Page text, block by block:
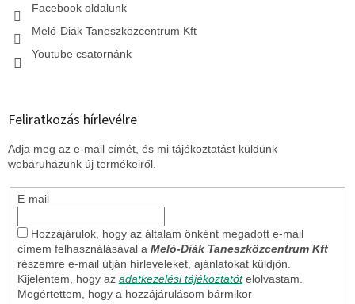
Facebook oldalunk
Meló-Diák Taneszközcentrum Kft
Youtube csatornánk
Feliratkozás hírlevélre
Adja meg az e-mail címét, és mi tájékoztatást küldünk
webáruházunk új termékeiről.
E-mail
Hozzájárulok, hogy az általam önként megadott e-mail
címem felhasználásával a Meló-Diák Taneszközcentrum Kft
részemre e-mail útján hírleveleket, ajánlatokat küldjön.
Kijelentem, hogy az adatkezelési tájékoztatót elolvastam.
Megértettem, hogy a hozzájárulásom bármikor